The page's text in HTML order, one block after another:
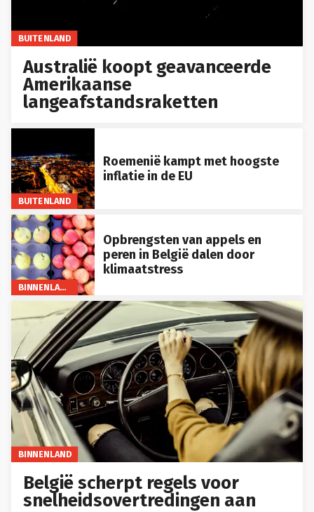
BUITENLAND
Australië koopt geavanceerde
Amerikaanse
langeafstandsraketten
BUITENLAND
Roemenië kampt met hoogste
inflatie in de EU
BINNENLAND
Opbrengsten van appels en
peren in België dalen door
klimaatstress
BINNENLAND
België scherpt regels voor
snelheidsovertredingen aan